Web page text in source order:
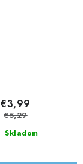
Skladom
€3,99
€5,29